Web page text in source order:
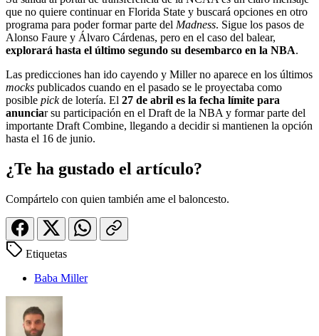
que no quiere continuar en Florida State y buscará opciones en otro
programa para poder formar parte del Madness. Sigue los pasos de
Alonso Faure y Álvaro Cárdenas, pero en el caso del balear,
explorará hasta el último segundo su desembarco en la NBA.
Las predicciones han ido cayendo y Miller no aparece en los últimos
mocks publicados cuando en el pasado se le proyectaba como
posible pickde lotería. El 27 de abril es la fecha límite para
anunciar su participación en el Draft de la NBA y formar parte del
importante Draft Combine, llegando a decidir si mantienen la opción
hasta el 16 de junio.
¿Te ha gustado el artículo?
Compártelo con quien también ame el baloncesto.
Etiquetas
Baba Miller